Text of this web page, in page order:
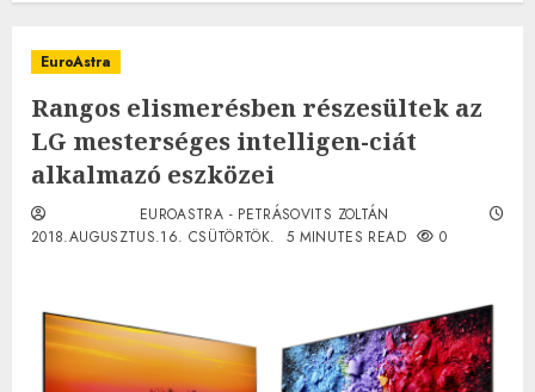
EuroAstra
Rangos elismerésben részesültek az
LG mesterséges intelligen-ciát
alkalmazó eszközei
EUROASTRA - PETRÁSOVITS ZOLTÁN
2018.AUGUSZTUS.16. CSÜTÖRTÖK.
5 MINUTES READ 0